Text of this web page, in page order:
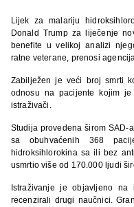
Lijek za malariju
Donald Trump za liječenje
benefite u velikoj analizi
ratne veterane, prenosi
Zabilježen je veći broj smrti
odnosu na pacijente kojim
istraživači.
Studija provedena širom SAD-
sa obuhvaćenih 368
hidroksihlorokina sa ili bez
usmrtio više od 170.000 ljudi
Istraživanje je objavljeno
recenzirali drugi naučnici.